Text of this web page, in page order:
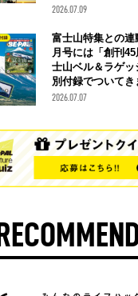
2026.07.09
富士山特集との
月号には「創刊
士山ベル＆ラゲ
別付録でついてき
2026.07.07